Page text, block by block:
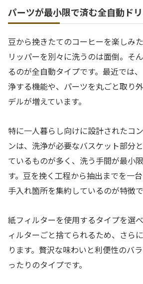
パーツが最小限で済む全自動ド
豆から挽きたてのコーヒーを楽しみ
リッパーを別々に洗うのは面倒。そ
るのが全自動タイプです。最近では
浄する機能や、パーツを丸ごと取り
デルが増えています。
特に一人暮らし向けに設計されたコ
ンは、洗浄が必要なバスケット部分
ているものが多く、洗う手間が最小
す。豆を挽く工程から抽出までを一
手入れ箇所を集約しているのが特徴で
紙フィルターを使用するタイプを選
ィルターごと捨てられるため、さら
ります。贅沢な味わいと利便性のバ
ったりのタイプです。